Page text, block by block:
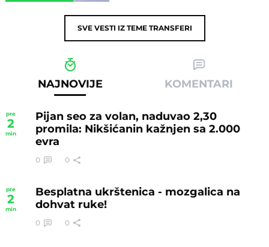
SVE VESTI IZ TEME TRANSFERI
NAJNOVIJE KOMENTARI
pre
2
min
Pijan seo za volan, naduvao 2,30
promila: Nikšićanin kažnjen sa 2.000
evra
0 0
pre
2
min
Besplatna ukrštenica - mozgalica na
dohvat ruke!
0 0